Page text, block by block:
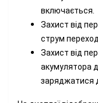
включається.
Захист від
струм
Захист від
акумулятора
заряджатися